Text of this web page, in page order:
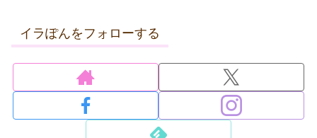
イラぽんをフォローする